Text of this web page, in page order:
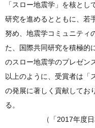
「スロー地震学」を核と
研究を進めるとともに、若
努め、地震学コミュニティ
た、国際共同研究を積極的
のスロー地震学のプレゼン
以上のように、受賞者は「
の発展に著しく貢献してお
る。
（「2017年度